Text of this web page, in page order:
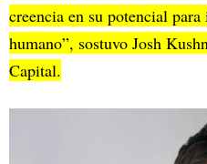
creencia en su potencial
humano”, sostuvo Josh
Capital.